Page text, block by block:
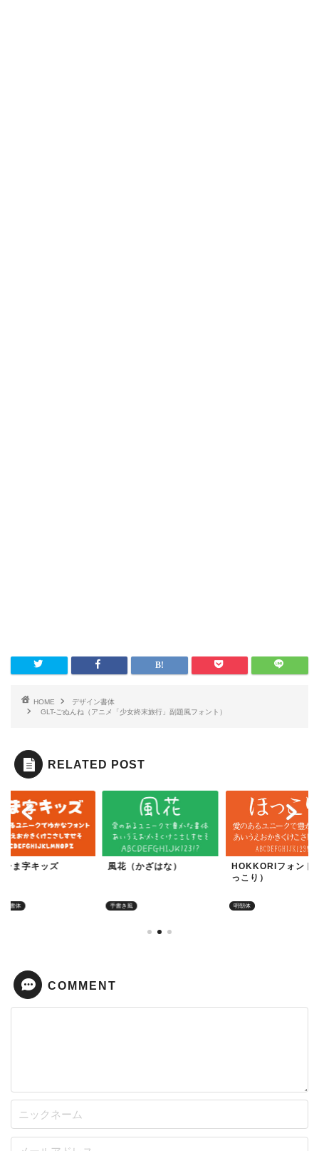
HOME
デザイン書体
GLT-ごぬんね（アニメ「少女終末旅行」副題風フォント）
RELATED POST
ン書体
ひま字キッズ
手書き風
風花（かざはな）
明朝体
HOKKORIフォント
っこり）
COMMENT